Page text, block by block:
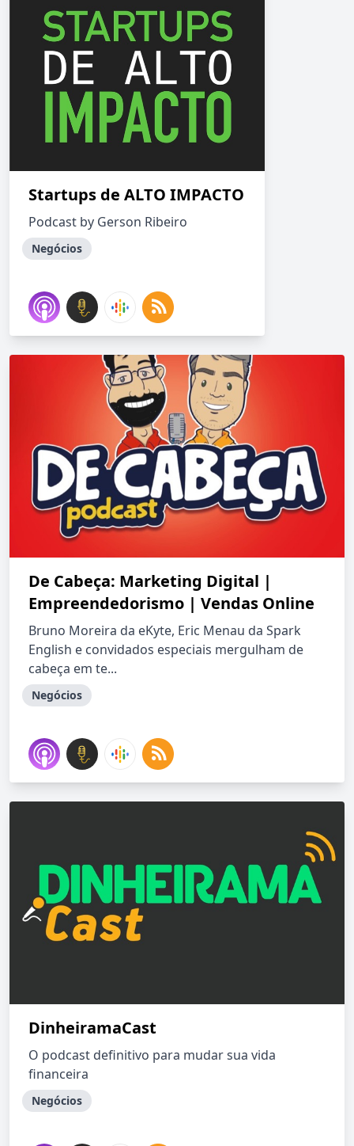
Startups de ALTO IMPACTO
Podcast by Gerson Ribeiro
Negócios
De Cabeça: Marketing Digital |
Empreendedorismo | Vendas Online
Bruno Moreira da eKyte, Eric Menau da Spark
English e convidados especiais mergulham de
cabeça em te...
Negócios
DinheiramaCast
O podcast definitivo para mudar sua vida
financeira
Negócios